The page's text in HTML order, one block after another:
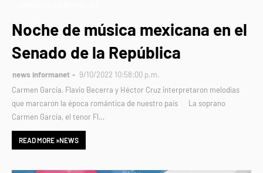
Noche de música mexicana en el
Senado de la República
news informanet
9/10/2022 10:58:00 p.m.
Carmen García, Flavio Becerra y Héctor Cruz interpretaron melodías
que marcaron la época romántica de nuestro país La soprano
Carmen García, el tenor Fl…
READ MORE »NEWS